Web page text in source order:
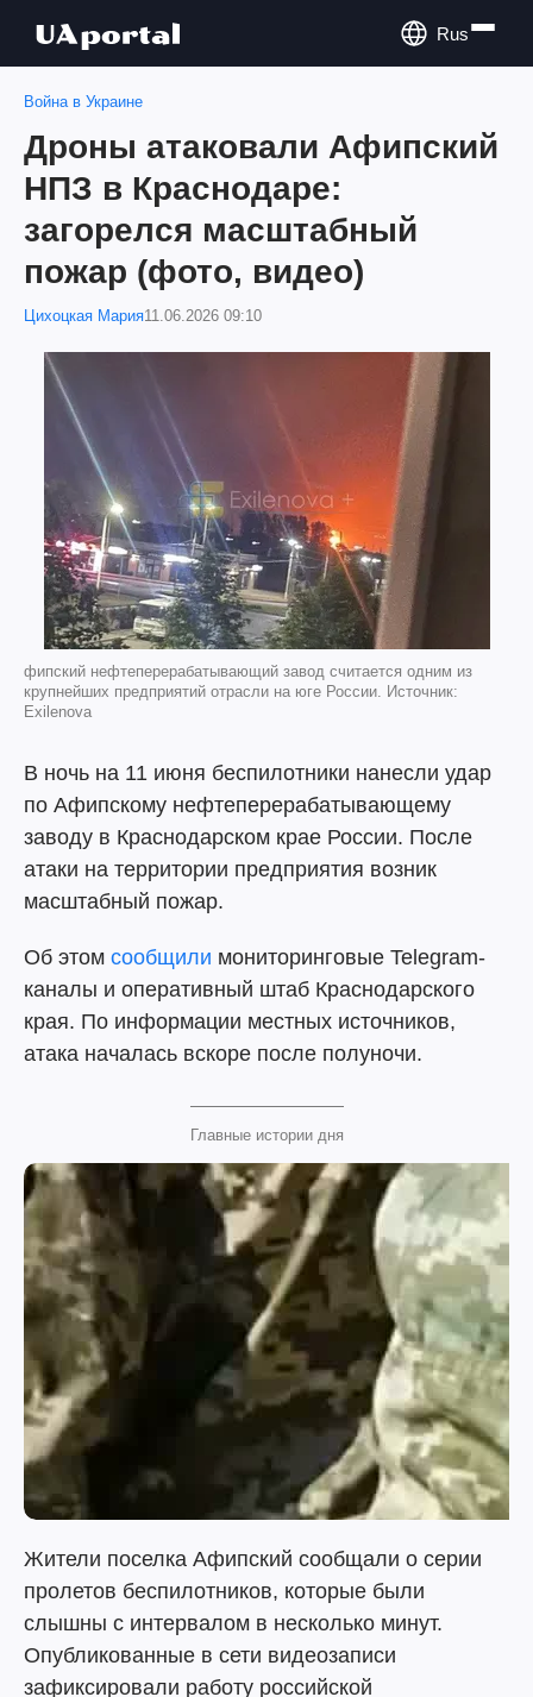
Rus
Война в Украине
Дроны атаковали Афипский
НПЗ в Краснодаре:
загорелся масштабный
пожар (фото, видео)
Цихоцкая Мария11.06.2026 09:10
фипский нефтеперерабатывающий завод считается одним из
крупнейших предприятий отрасли на юге России. Источник:
Exilenova
В ночь на 11 июня беспилотники нанесли удар
по Афипскому нефтеперерабатывающему
заводу в Краснодарском крае России. После
атаки на территории предприятия возник
масштабный пожар.
Об этом сообщили мониторинговые Telegram-
каналы и оперативный штаб Краснодарского
края. По информации местных источников,
атака началась вскоре после полуночи.
Главные истории дня
Жители поселка Афипский сообщали о серии
пролетов беспилотников, которые были
слышны с интервалом в несколько минут.
Опубликованные в сети видеозаписи
зафиксировали работу российской